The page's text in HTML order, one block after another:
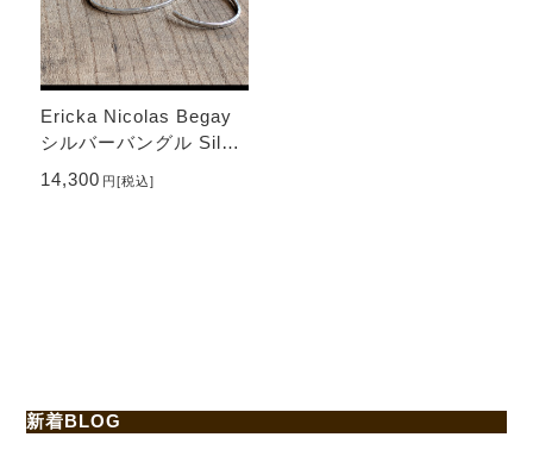
Ericka Nicolas Begay
シルバーバングル Silve
r Bangle - Hammered
14,300 円[税込]
新着BLOG